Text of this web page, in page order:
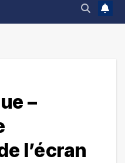
–
l’écran